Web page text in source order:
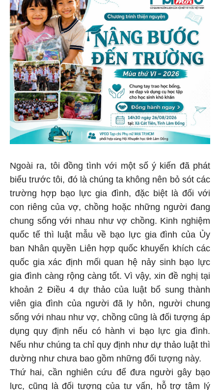
Ngoài ra, tôi đồng tình với một số ý kiến đã phát
biểu trước tôi, đó là chúng ta không nên bỏ sót các
trường hợp bạo lực gia đình, đặc biệt là đối với
con riêng của vợ, chồng hoặc những người đang
chung sống với nhau như vợ chồng. Kinh nghiệm
quốc tế thì luật mẫu về bạo lực gia đình của Ủy
ban Nhân quyền Liên hợp quốc khuyến khích các
quốc gia xác định mối quan hệ nảy sinh bạo lực
gia đình càng rộng càng tốt. Vì vậy, xin đề nghị tại
khoản 2 Điều 4 dự thảo của luật bổ sung thành
viên gia đình của người đã ly hôn, người chung
sống với nhau như vợ, chồng cũng là đối tượng áp
dụng quy định nếu có hành vi bạo lực gia đình.
Nếu như chúng ta chỉ quy định như dự thảo luật thì
dường như chưa bao gồm những đối tượng này.
Thứ hai, cần nghiên cứu để đưa người gây bạo
lực, cũng là đối tượng của tư vấn, hỗ trợ tâm lý